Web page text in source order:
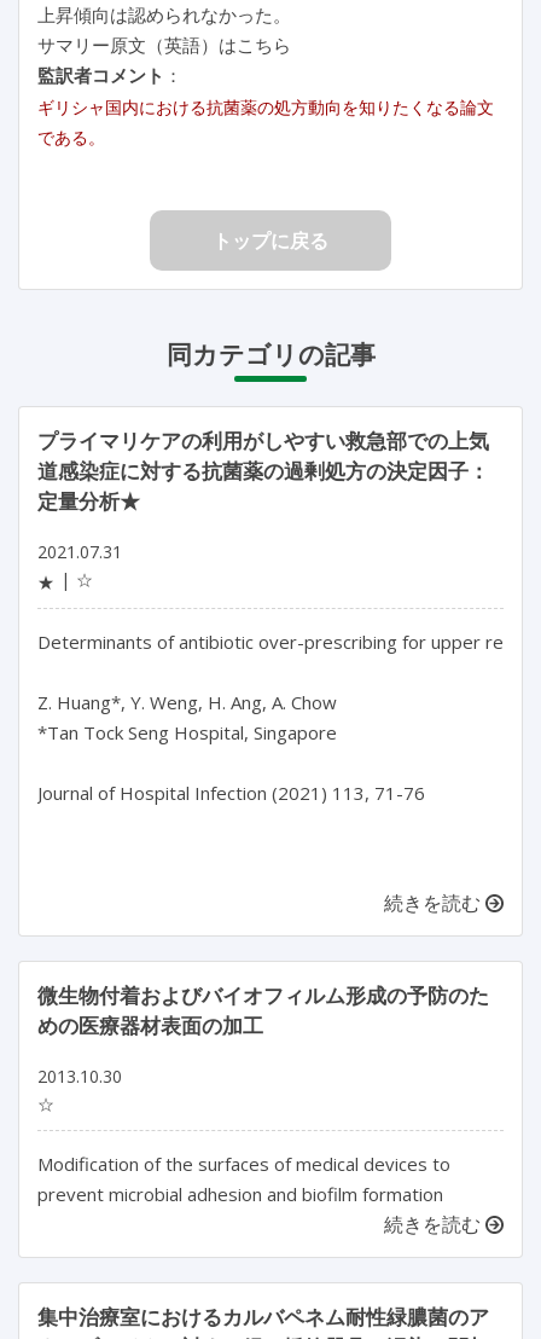
上昇傾向は認められなかった。
サマリー原文（英語）はこちら
監訳者コメント ：
ギリシャ国内における抗菌薬の処方動向を知りたくなる論文
である。
トップに戻る
同カテゴリの記事
プライマリケアの利用がしやすい救急部での上気
道感染症に対する抗菌薬の過剰処方の決定因子：
定量分析★
2021.07.31
★
☆
Determinants of antibiotic over-prescribing for upper
Z. Huang*, Y. Weng, H. Ang, A. Chow
*Tan Tock Seng Hospital, Singapore
Journal of Hospital Infection (2021) 113, 71-76
続きを読む
微生物付着およびバイオフィルム形成の予防のた
めの医療器材表面の加工
2013.10.30
☆
Modification of the surfaces of medical devices to
prevent microbial adhesion and biofilm formation
続きを読む
集中治療室におけるカルバペネム耐性緑膿菌のア